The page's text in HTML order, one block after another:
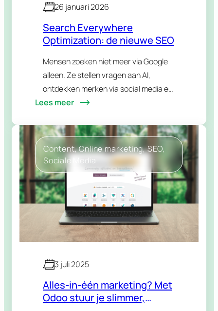
26 januari 2026
Search Everywhere
Optimization: de nieuwe SEO
Mensen zoeken niet meer via Google
alleen. Ze stellen vragen aan AI,
ontdekken merken via social media en
vergelijken producten op
wil zijn, moet verder kijken dan Google.
…
Lees meer
Content, Online marketing, SEO
Sociale Media
3 juli 2025
Alles-in-één marketing? Met
Odoo stuur je slimmer,